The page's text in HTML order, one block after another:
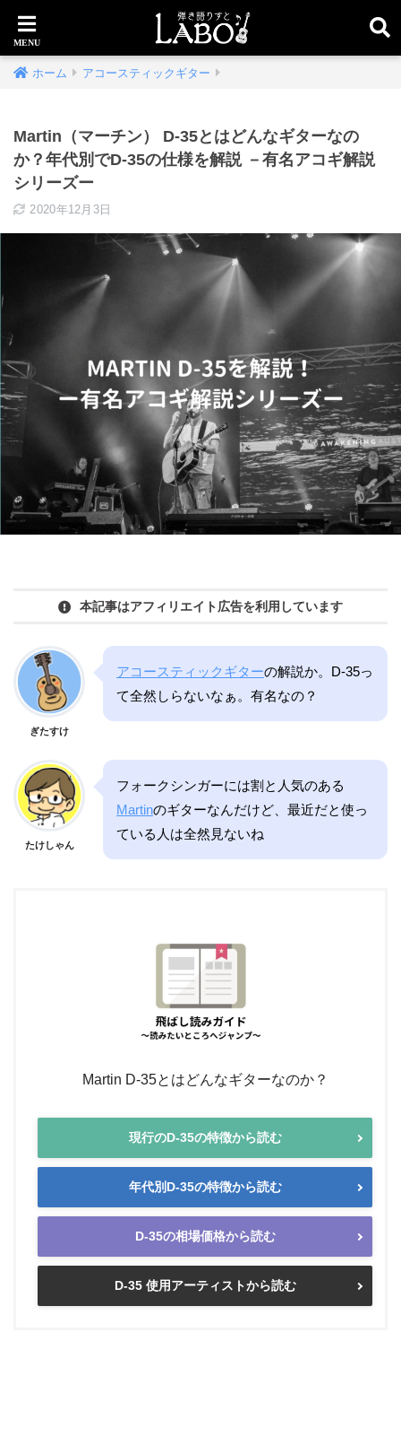
ホーム アコースティックギター
Martin（マーチン） D-35とはどんなギターなの
か？年代別でD-35の仕様を解説 －有名アコギ解説
シリーズー
2020年12月3日
本記事はアフィリエイト広告を利用しています
ぎたすけ
アコースティックギターの解説か。D-35っ
て全然しらないなぁ。有名なの？
たけしゃん
フォークシンガーには割と人気のある
Martinのギターなんだけど、最近だと使っ
ている人は全然見ないね
Martin D-35とはどんなギターなのか？
現行のD-35の特徴から読む
年代別D-35の特徴から読む
D-35の相場価格から読む
D-35 使用アーティストから読む